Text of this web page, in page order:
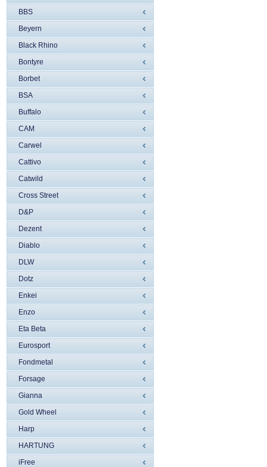
BBS
Beyern
Black Rhino
Bontyre
Borbet
BSA
Buffalo
CAM
Carwel
Cattivo
Catwild
Cross Street
D&P
Dezent
Diablo
DLW
Dotz
Enkei
Enzo
Eta Beta
Eurosport
Fondmetal
Forsage
Gianna
Gold Wheel
Harp
HARTUNG
iFree